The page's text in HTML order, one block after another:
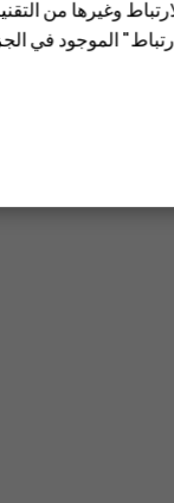
وغيرها من
الموجود في